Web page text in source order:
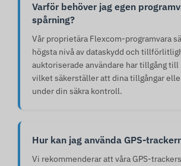
Varför behöver jag egen
spårning?
Vår proprietära Flexcom-programvara
högsta nivå av dataskydd och
auktoriserade användare har tillgång till
vilket säkerställer att dina tillgångar
under din säkra kontroll.
Hur kan jag använda GPS-
Vi rekommenderar att våra GPS-